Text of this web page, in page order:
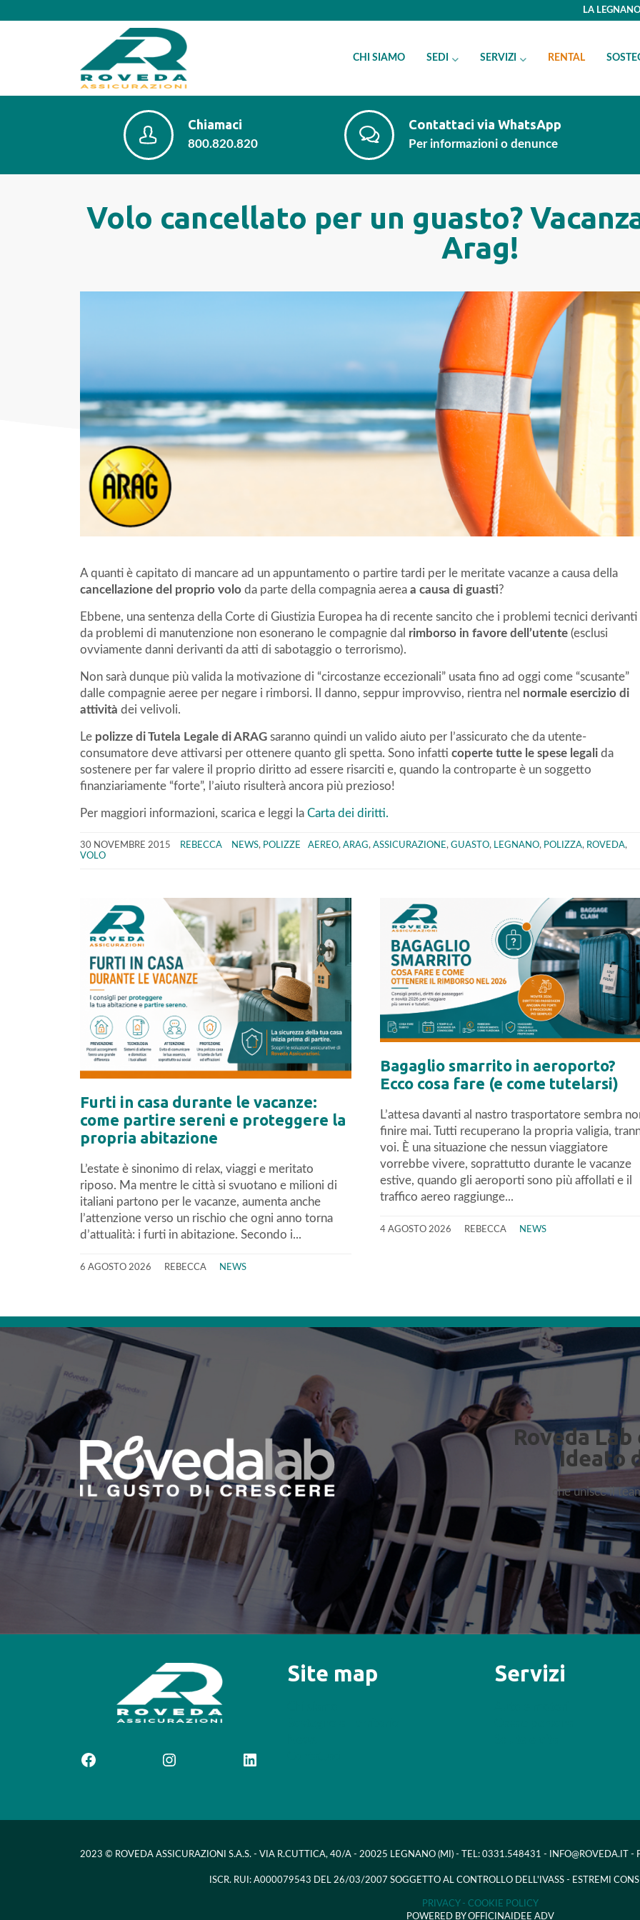
LA
CHI SIAMO SEDI SERVIZI RENTAL
Chiamaci
800.820.820
Contattaci via WhatsApp
Per informazioni o denunce
Volo cancellato per un guasto?
Arag!
A quanti è capitato di mancare ad un appuntamento o partire tardi per le meritate vacanze a causa della
cancellazione del proprio volo da parte della compagnia aerea a causa di guasti?
Ebbene, una sentenza della Corte di Giustizia Europea ha di recente sancito che i problemi tecnici derivanti
da problemi di manutenzione non esonerano le compagnie dal rimborso in favore dell’utente (esclusi
ovviamente danni derivanti da atti di sabotaggio o terrorismo).
Non sarà dunque più valida la motivazione di “circostanze eccezionali” usata fino ad oggi come “scusante”
dalle compagnie aeree per negare i rimborsi. Il danno, seppur improvviso, rientra nel normale esercizio di
attività dei velivoli.
Le polizze di Tutela Legale di ARAG saranno quindi un valido aiuto per l’assicurato che da utente-
consumatore deve attivarsi per ottenere quanto gli spetta. Sono infatti coperte tutte le spese legali da
sostenere per far valere il proprio diritto ad essere risarciti e, quando la controparte è un soggetto
finanziariamente “forte”, l’aiuto risulterà ancora più prezioso!
Per maggiori informazioni, scarica e leggi la Carta dei diritti.
30 NOVEMBRE 2015 REBECCA NEWS, POLIZZE AEREO, ARAG, ASSICURAZIONE , GUASTO, LEGNANO, POLIZZA, ROVEDA,
VOLO
Furti in casa durante le vacanze:
come partire sereni e proteggere la
propria abitazione
L’estate è sinonimo di relax, viaggi e meritato
riposo. Ma mentre le città si svuotano e milioni di
italiani partono per le vacanze, aumenta anche
l’attenzione verso un rischio che ogni anno torna
d’attualità: i furti in abitazione. Secondo i...
6 AGOSTO 2026 REBECCA NEWS
Bagaglio smarrito in aeroporto?
Ecco cosa fare (e come tutelarsi)
L’attesa davanti al nastro trasportatore sembra
finire mai. Tutti recuperano la propria valigia,
voi. È una situazione che nessun viaggiatore
vorrebbe vivere, soprattutto durante le vacanze
estive, quando gli aeroporti sono più affollati e il
traffico aereo raggiunge...
4 AGOSTO 2026 REBECCA NEWS
Roveda
Ideato
che unisce il
Facebook Instagram LinkedIn
Site map Servizi
2023 © ROVEDA ASSICURAZIONI S.A.S. - VIA R.CUTTICA, 40/A - 20025 LEGNANO (MI) - TEL: 0331.548431 - INFO@ROVEDA.IT -
ISCR. RUI: A000079543 DEL 26/03/2007 SOGGETTO AL CONTROLLO DELL'IVASS - ESTREMI
PRIVACY - COOKIE POLICY
POWERED BY OFFICINAIDEE ADV